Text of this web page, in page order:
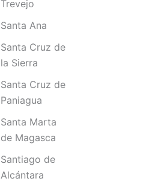
Trevejo
Santa Ana
Santa Cruz de
la Sierra
Santa Cruz de
Paniagua
Santa Marta
de Magasca
Santiago de
Alcántara